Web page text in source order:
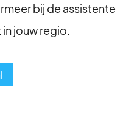
bij de assistente
jouw regio.